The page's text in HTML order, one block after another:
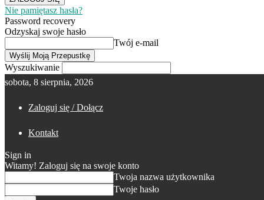
Nie pamiętasz hasła?
Password recovery
Odzyskaj swoje hasło
Twój e-mail
Wyszukiwanie
sobota, 8 sierpnia, 2026
Zaloguj się / Dołącz
Kontakt
Sign in
Witamy! Zaloguj się na swoje konto
Twoja nazwa użytkownika
Twoje hasło